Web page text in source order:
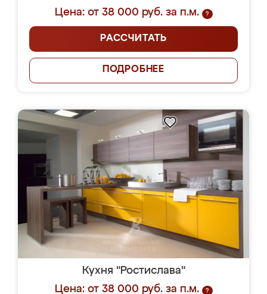
Цена: от 38 000 руб. за п.м.
?
РАССЧИТАТЬ
ПОДРОБНЕЕ
Кухня "Ростислава"
Цена: от 38 000 руб. за п.м.
?